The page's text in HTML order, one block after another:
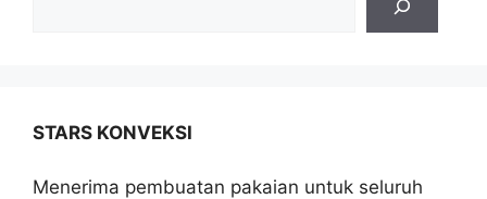
STARS KONVEKSI
Menerima pembuatan pakaian untuk seluruh